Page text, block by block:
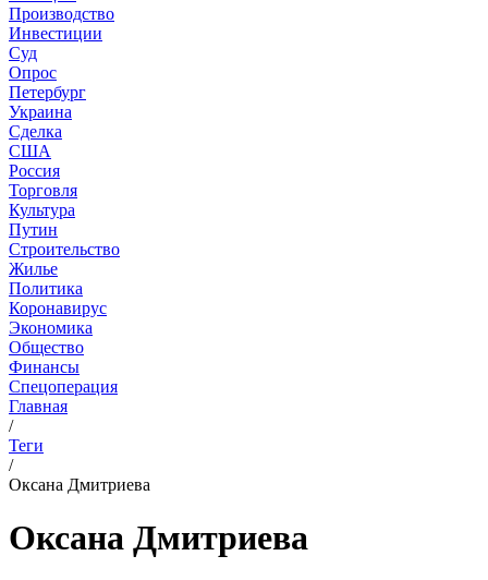
Производство
Инвестиции
Суд
Опрос
Петербург
Украина
Сделка
США
Россия
Торговля
Культура
Путин
Строительство
Жилье
Политика
Коронавирус
Экономика
Общество
Финансы
Спецоперация
Главная
/
Теги
/
Оксана Дмитриева
Оксана Дмитриева